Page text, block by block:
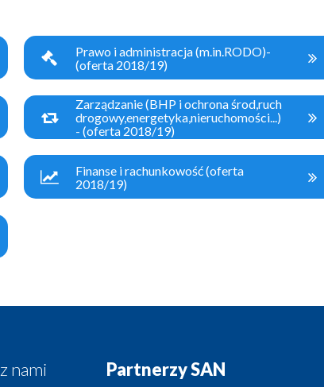
Prawo i administracja (m.in.RODO)-
(oferta 2018/19)
Zarządzanie (BHP i ochrona środ,ruch
drogowy,energetyka,nieruchomości...)
- (oferta 2018/19)
Finanse i rachunkowość (oferta
2018/19)
nami Partnerzy SAN